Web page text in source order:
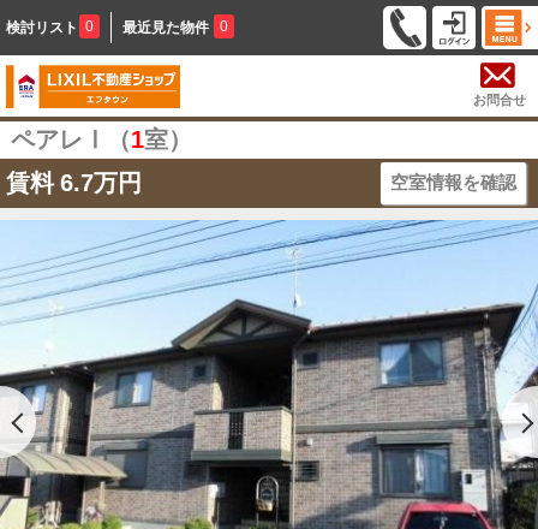
検討リスト 0 最近見た物件 0
お問合せ
ペアレⅠ（1室）
賃料 6.7万円 空室情報を確認